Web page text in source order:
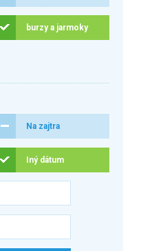
burzy a jarmoky
Na zajtra
Iný dátum